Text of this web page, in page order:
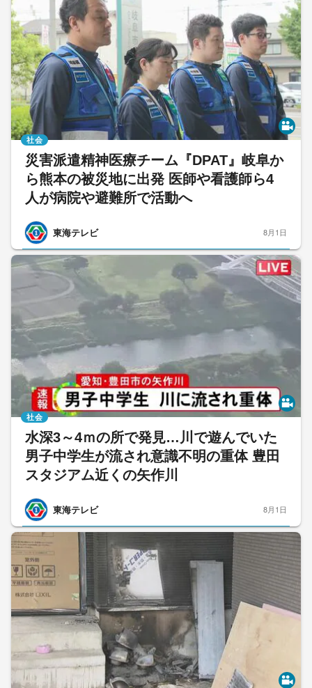
災害派遣精神医療チーム『DPAT』岐阜か
ら熊本の被災地に出発 医師や看護師ら4
人が病院や避難所で活動へ
東海テレビ
社会
8月1日
水深3～4ｍの所で発見…川で遊んでいた
男子中学生が流され意識不明の重体 豊田
スタジアム近くの矢作川
東海テレビ
社会
8月1日